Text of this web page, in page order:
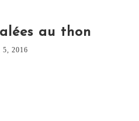
au thon
5, 2016